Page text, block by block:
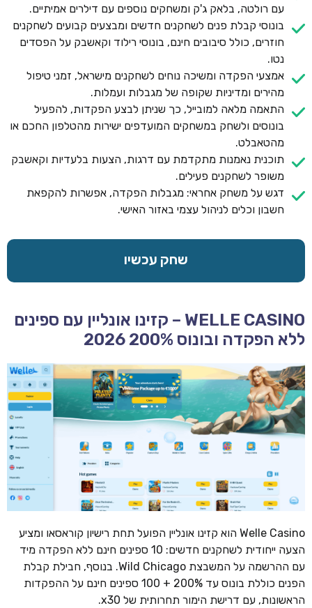
עם רולטה, בלאק ג'ק ומשחקים נוספים עם דילרים אמיתיים.
בונוסי קבלת פנים לשחקנים חדשים ומבצעים קבועים לשחקנים
חוזרים, כולל סיבובים חינם, בונוסי רילוד וקאשבק על הפסדים
נטו.
אמצעי הפקדה ומשיכה נוחים לשחקנים מישראל, זמני טיפול
מהירים ומדיניות שקופה של מגבלות ועמלות.
התאמה מלאה למובייל, כך שניתן לבצע הפקדות, להפעיל
בונוסים ולשחק במשחקים המועדפים ישירות מהטלפון החכם או
מהטאבלט.
תוכנית נאמנות מתקדמת עם דרגות, הצעות בלעדיות וקאשבק
משופר לשחקנים פעילים.
דגש על משחק אחראי: מגבלות הפקדה, אפשרות להקפאת
חשבון וכלים לניהול עצמי באזור האישי.
שחק עכשיו
WELLE CASINO – קזינו אונליין עם ספינים
ללא הפקדה ובונוס 200% 2026
Welle Casino הוא קזינו אונליין הפועל תחת רישיון קוראסאו ומציע
הצעה ייחודית לשחקנים חדשים: 10 ספינים חינם ללא הפקדה מיד
עם ההרשמה על המשבצת Wild Chicago. בנוסף, חבילת קבלת
הפנים כוללת בונוס עד 200% + 100 ספינים חינם על ההפקדות
הראשונות, עם דרישת הימור תחרותית של x30.